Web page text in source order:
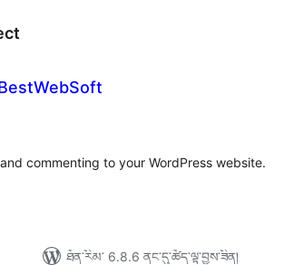
commenting to your WordPress website.
ཐོན་རིམ་ 6.8.6 ནང་དུ་ཚོད་ལྟ་བྱས་ཟིན།